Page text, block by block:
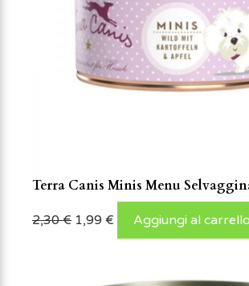
Terra Canis Minis Menu
2,30€ 1,99 € Aggiungi al carrello